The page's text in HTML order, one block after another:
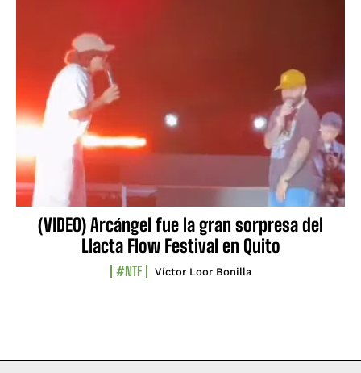
(VIDEO) Arcángel fue la gran sorpresa del
Llacta Flow Festival en Quito
#NTF Víctor Loor Bonilla